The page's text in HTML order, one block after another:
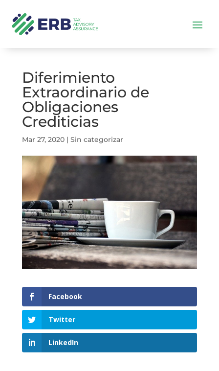
Diferimiento
Extraordinario de
Obligaciones
Crediticias
Mar 27, 2020| Sin categorizar
Facebook
Twitter
LinkedIn